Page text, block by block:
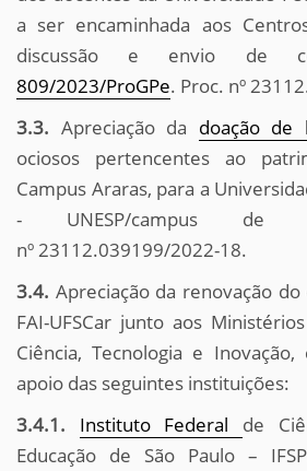
a ser encaminhada aos
discussão e envio de
809/2023/ProGPe. Proc. nº
3.3. Apreciação da doação de
ociosos pertencentes ao
Campus Araras, para a
- UNESP/campus de
nº 23112.039199/2022-18.
3.4. Apreciação da renovação
FAI-UFSCar junto aos
Ciência, Tecnologia e
apoio das seguintes instituições:
3.4.1.
Instituto Federal de
Educação de São Paulo –